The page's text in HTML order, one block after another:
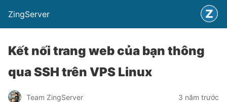
ZingServer
Kết nối trang web của bạn thông
qua SSH trên VPS Linux
Team ZingServer 3 năm trước